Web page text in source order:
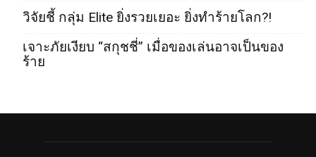
วิจัยชี้ กลุ่ม Elite ยิ่งรวยเยอะ ยิ่งทำร้ายโลก?!
เจาะภัยเงียบ “สกุชชี่” เมื่อของเล่นอาจเป็นของ
ร้าย